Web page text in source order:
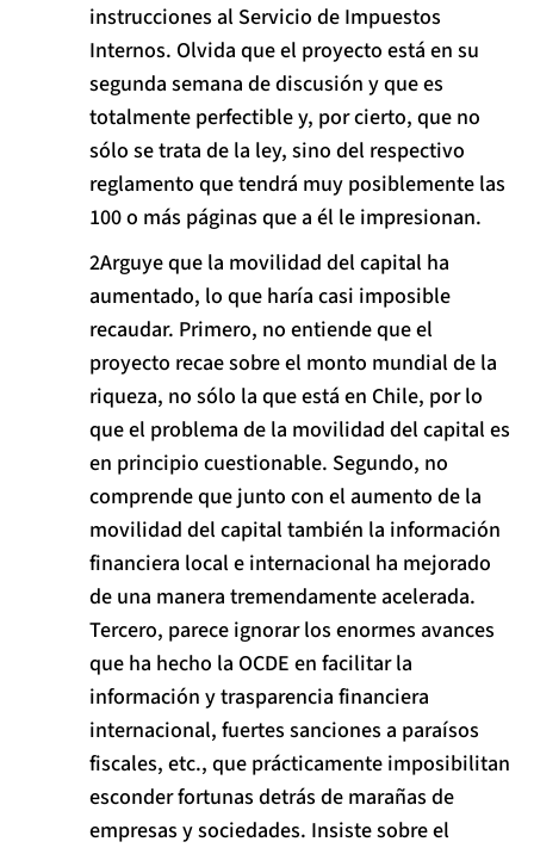
instrucciones al Servicio de Impuestos
Internos. Olvida que el proyecto está en su
segunda semana de discusión y que es
totalmente perfectible y, por cierto, que no
sólo se trata de la ley, sino del respectivo
reglamento que tendrá muy posiblemente las
100 o más páginas que a él le impresionan.
Arguye que la movilidad del capital ha
aumentado, lo que haría casi imposible
recaudar. Primero, no entiende que el
proyecto recae sobre el monto mundial de la
riqueza, no sólo la que está en Chile, por lo
que el problema de la movilidad del capital es
en principio cuestionable. Segundo, no
comprende que junto con el aumento de la
movilidad del capital también la información
financiera local e internacional ha mejorado
de una manera tremendamente acelerada.
Tercero, parece ignorar los enormes avances
que ha hecho la OCDE en facilitar la
información y trasparencia financiera
internacional, fuertes sanciones a paraísos
fiscales, etc., que prácticamente imposibilitan
esconder fortunas detrás de marañas de
empresas y sociedades. Insiste sobre el